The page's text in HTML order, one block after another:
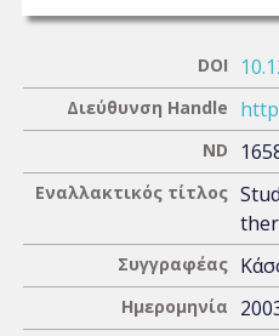
DOI
Διεύθυνση Handle
ND
Εναλλακτικός τίτλος
Συγγραφέας
Ημερομηνία